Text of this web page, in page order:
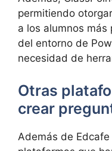
permitiendo
a los alumnos
del entorno de
necesidad de
Otras
crear
Además de